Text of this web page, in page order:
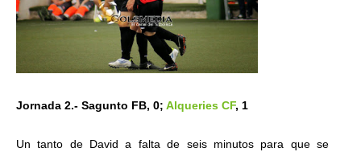
Jornada 2.- Sagunto FB, 0; Alqueries CF, 1
Un tanto de David a falta de seis minutos para que se